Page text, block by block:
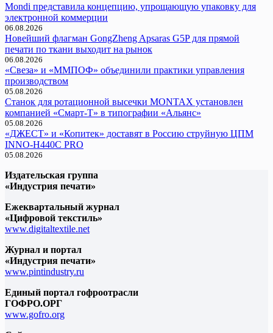
Mondi представила концепцию, упрощающую упаковку для
электронной коммерции
06.08.2026
Новейший флагман GongZheng Apsaras G5P для прямой
печати по ткани выходит на рынок
06.08.2026
«Свеза» и «ММПОФ» объединили практики управления
производством
05.08.2026
Cтанок для ротационной высечки MONTAX установлен
компанией «Смарт-Т» в типографии «Альянс»
05.08.2026
«ДЖЕСТ» и «Копитек» доставят в Россию струйную ЦПМ
INNO-H440C PRO
05.08.2026
Издательская группа
«Индустрия печати»
Ежеквартальный журнал
«Цифровой текстиль»
www.digitaltextile.net
Журнал и портал
«Индустрия печати»
www.pintindustry.ru
Единый портал гофроотрасли
ГОФРО.ОРГ
www.gofro.org